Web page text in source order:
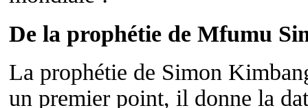
De la prophétie de Mfumu
La prophétie de Simon
un premier point, il donne la